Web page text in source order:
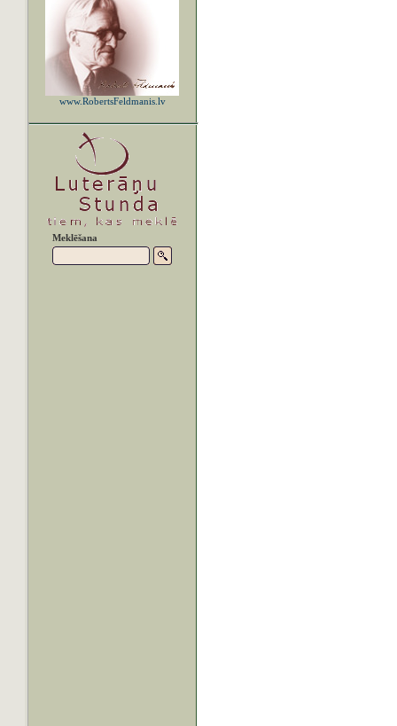
www.RobertsFeldmanis.lv
Meklēšana